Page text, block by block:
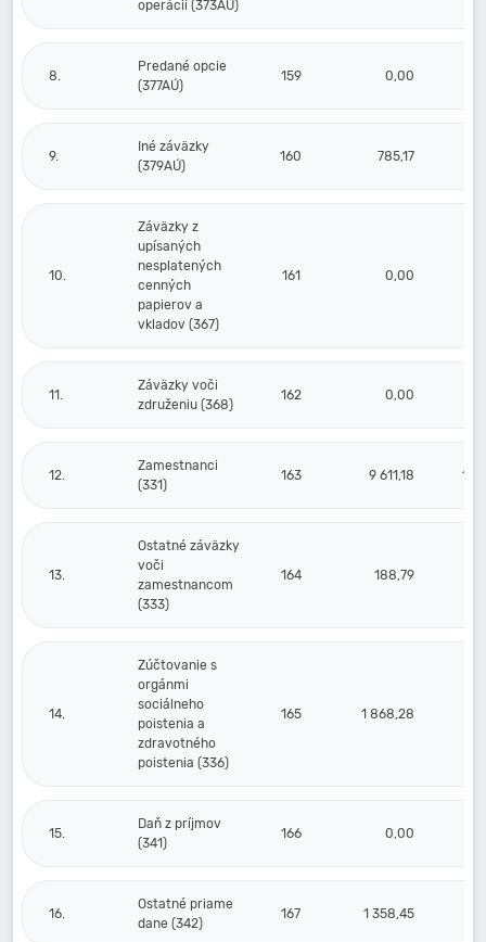
operácií (373AÚ)
8.
Predané opcie
(377AÚ)
159 0,00
9.
Iné záväzky
(379AÚ)
160 785,17
10.
Záväzky z
upísaných
nesplatených
cenných
papierov a
vkladov (367)
161 0,00
11.
Záväzky voči
združeniu (368)
162 0,00
12.
Zamestnanci
(331)
163 9 611,18 10
13.
Ostatné záväzky
voči
zamestnancom
(333)
164 188,79
14.
Zúčtovanie s
orgánmi
sociálneho
poistenia a
zdravotného
poistenia (336)
165 1 868,28
15.
Daň z príjmov
(341)
166 0,00
16.
Ostatné priame
dane (342)
167 1 358,45